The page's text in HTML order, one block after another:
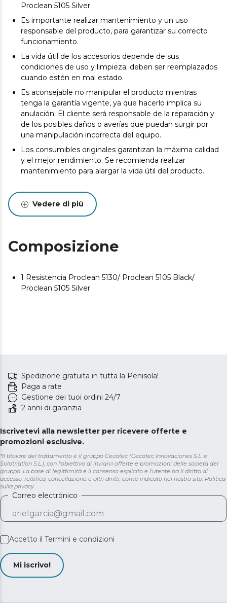
Proclean 5105 Silver
Es importante realizar mantenimiento y un uso
responsable del producto, para garantizar su correcto
funcionamiento.
La vida útil de los accesorios depende de sus
condiciones de uso y limpieza; deben ser reemplazados
cuando estén en mal estado.
Es aconsejable no manipular el producto mientras
tenga la garantía vigente, ya que hacerlo implica su
anulación. El cliente será responsable de la reparación y
de los posibles daños o averías que puedan surgir por
una manipulación incorrecta del equipo.
Los consumibles originales garantizan la máxima calidad
y el mejor rendimiento. Se recomienda realizar
mantenimiento para alargar la vida útil del producto.
Vedere di più
Composizione
1 Resistencia Proclean 5130/ Proclean 5105 Black/
Proclean 5105 Silver
Spedizione gratuita in tutta la Penisola!
Paga a rate
Gestione dei tuoi ordini 24/7
2 anni di garanzia
Iscrivetevi alla newsletter per ricevere offerte e
promozioni esclusive.
*Il titolare del trattamento è il gruppo Cecotec (Cecotec Innovaciones S.L. e
Solotriatlon S.L.), con l'obiettivo di inviarvi offerte e promozioni delle società del
gruppo. La base di legittimità è il consenso esplicito e l'utente ha il diritto di
accesso, rettifica, cancellazione e altri diritti, come indicato nel nostro sito. Politica
sulla privacy
Correo electrónico
Accetto il Termini e condizioni
Mi iscrivo!